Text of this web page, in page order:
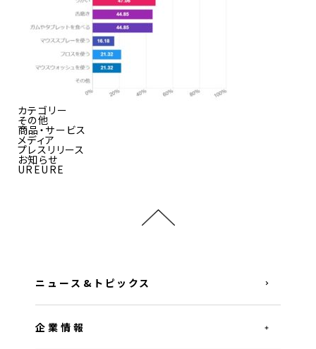
カテゴリー
その他
商品・サービス
メディア
プレスリリース
お知らせ
UREURE
ニュース&トピックス
企業情報